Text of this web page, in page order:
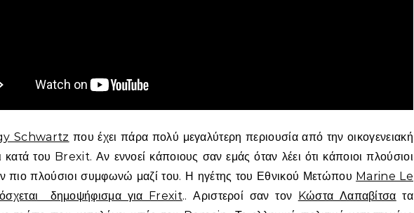
Schwartz που έχει πάρα πολύ μεγαλύτερη περιουσία από την οικογενειακή
κατά του Brexit. Αν εννοεί κάποιους σαν εμάς όταν λέει ότι κάποιοι πλούσιοι
πιο πλούσιοι συμφωνώ μαζί του. Η ηγέτης του Εθνικού Μετώπου Marine Le
δημοψήφισμα για Frexit.. Αριστεροί σαν τον Kώστα Λαπαβίτσα τα